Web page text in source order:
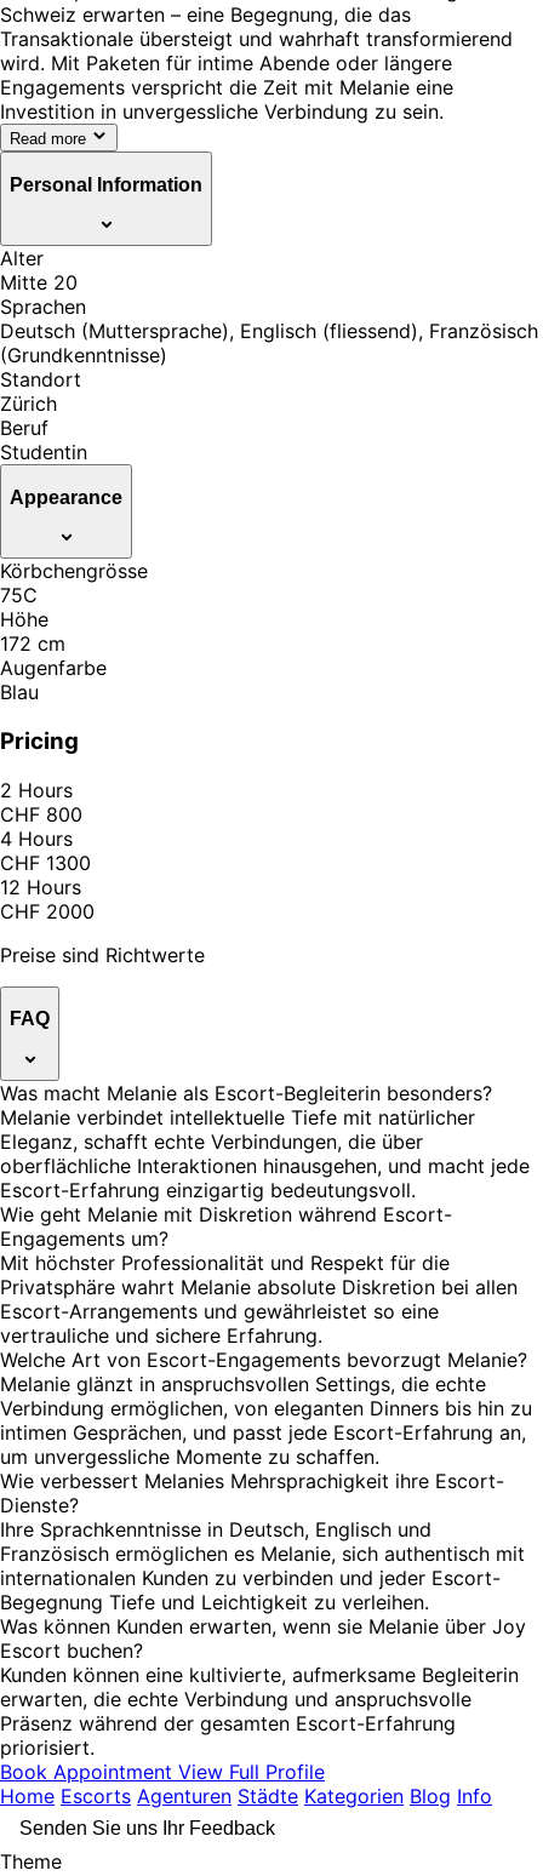
Schweiz erwarten – eine Begegnung, die das
Transaktionale übersteigt und wahrhaft transformierend
wird. Mit Paketen für intime Abende oder längere
Engagements verspricht die Zeit mit Melanie eine
Investition in unvergessliche Verbindung zu sein.
Read more
Personal Information
Alter
Mitte 20
Sprachen
Deutsch (Muttersprache), Englisch (fliessend), Französisch
(Grundkenntnisse)
Standort
Zürich
Beruf
Studentin
Appearance
Körbchengrösse
75C
Höhe
172 cm
Augenfarbe
Blau
Pricing
2 Hours
CHF 800
4 Hours
CHF 1300
12 Hours
CHF 2000
Preise sind Richtwerte
FAQ
Was macht Melanie als Escort-Begleiterin besonders?
Melanie verbindet intellektuelle Tiefe mit natürlicher
Eleganz, schafft echte Verbindungen, die über
oberflächliche Interaktionen hinausgehen, und macht jede
Escort-Erfahrung einzigartig bedeutungsvoll.
Wie geht Melanie mit Diskretion während Escort-
Engagements um?
Mit höchster Professionalität und Respekt für die
Privatsphäre wahrt Melanie absolute Diskretion bei allen
Escort-Arrangements und gewährleistet so eine
vertrauliche und sichere Erfahrung.
Welche Art von Escort-Engagements bevorzugt Melanie?
Melanie glänzt in anspruchsvollen Settings, die echte
Verbindung ermöglichen, von eleganten Dinners bis hin zu
intimen Gesprächen, und passt jede Escort-Erfahrung an,
um unvergessliche Momente zu schaffen.
Wie verbessert Melanies Mehrsprachigkeit ihre Escort-
Dienste?
Ihre Sprachkenntnisse in Deutsch, Englisch und
Französisch ermöglichen es Melanie, sich authentisch mit
internationalen Kunden zu verbinden und jeder Escort-
Begegnung Tiefe und Leichtigkeit zu verleihen.
Was können Kunden erwarten, wenn sie Melanie über Joy
Escort buchen?
Kunden können eine kultivierte, aufmerksame Begleiterin
erwarten, die echte Verbindung und anspruchsvolle
Präsenz während der gesamten Escort-Erfahrung
priorisiert.
Book Appointment View Full Profile
Home Escorts Agenturen Städte Kategorien Blog Info
Senden Sie uns Ihr Feedback
Theme